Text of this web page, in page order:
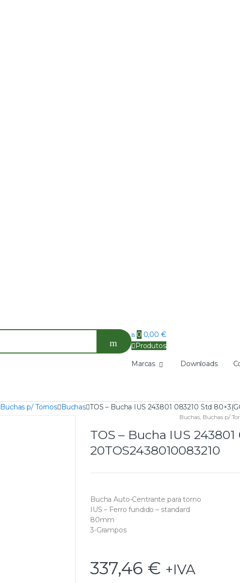
0 0,00 €
Produtos
Marcas Downloads
Buchas p/ Tornos Buchas TOS – Bucha IUS 243801 083210 Std
Buchas Buchas p/
TOS – Bucha IUS
20TOS2438010083210
Bucha Auto-Centrante para torno
IUS – Ferro fundido – standard
80mm
3-Grampos
337,46 € +IVA